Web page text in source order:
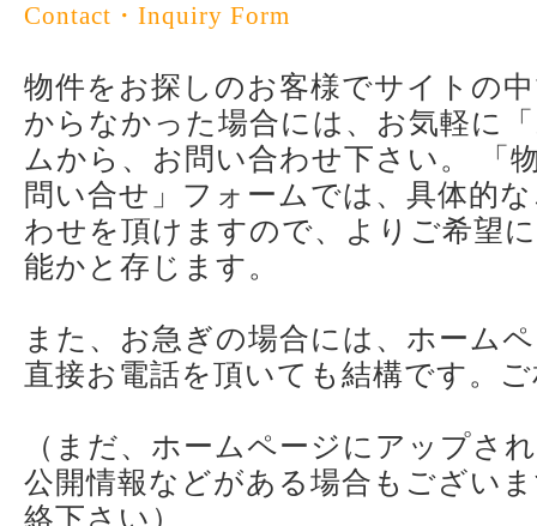
Contact・Inquiry Form
物件をお探しのお客様でサイトの
からなかった場合には、お気軽に
ムから、お問い合わせ下さい。 「
問い合せ」フォームでは、具体的
わせを頂けますので、よりご希望
能かと存じます。
また、お急ぎの場合には、ホーム
直接お電話を頂いても結構です。
（まだ、ホームページにアップさ
公開情報などがある場合もござい
絡下さい）